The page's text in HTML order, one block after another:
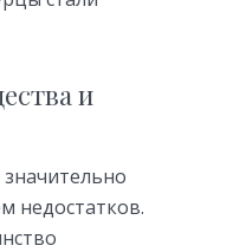
и
недостатков.